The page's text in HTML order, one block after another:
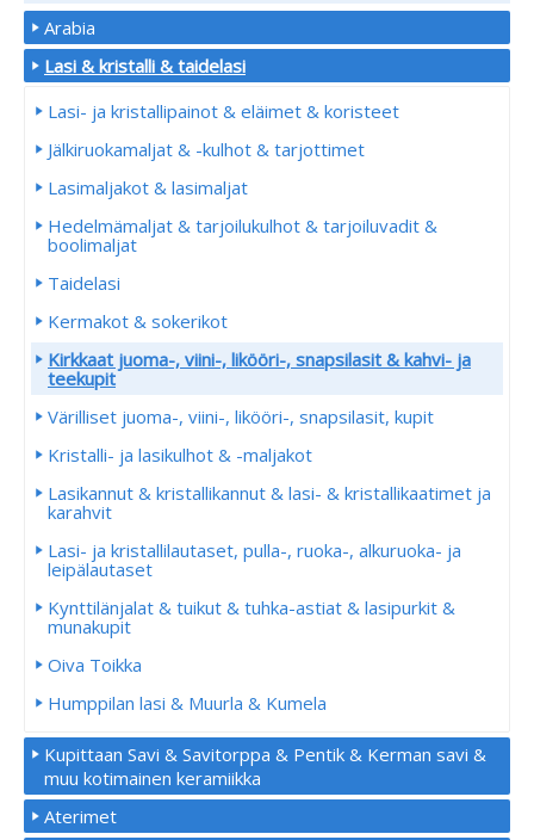
Arabia
Lasi & kristalli & taidelasi
Lasi- ja kristallipainot & eläimet & koristeet
Jälkiruokamaljat & -kulhot & tarjottimet
Lasimaljakot & lasimaljat
Hedelmämaljat & tarjoilukulhot & tarjoiluvadit &
boolimaljat
Taidelasi
Kermakot & sokerikot
Kirkkaat juoma-, viini-, likööri-, snapsilasit & kahvi- ja
teekupit
Värilliset juoma-, viini-, likööri-, snapsilasit, kupit
Kristalli- ja lasikulhot & -maljakot
Lasikannut & kristallikannut & lasi- & kristallikaatimet ja
karahvit
Lasi- ja kristallilautaset, pulla-, ruoka-, alkuruoka- ja
leipälautaset
Kynttilänjalat & tuikut & tuhka-astiat & lasipurkit &
munakupit
Oiva Toikka
Humppilan lasi & Muurla & Kumela
Kupittaan Savi & Savitorppa & Pentik & Kerman savi &
muu kotimainen keramiikka
Aterimet